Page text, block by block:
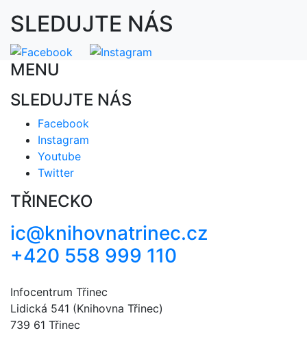
SLEDUJTE NÁS
MENU
SLEDUJTE NÁS
Facebook
Instagram
Youtube
Twitter
TŘINECKO
ic@knihovnatrinec.cz
+420 558 999 110
Infocentrum Třinec
Lidická 541 (Knihovna Třinec)
739 61 Třinec